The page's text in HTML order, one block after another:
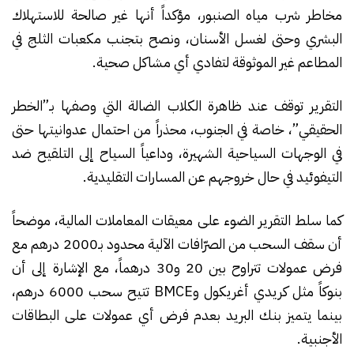
مخاطر شرب مياه الصنبور، مؤكداً أنها غير صالحة للاستهلاك
البشري وحتى لغسل الأسنان، ونصح بتجنب مكعبات الثلج في
المطاعم غير الموثوقة لتفادي أي مشاكل صحية.
التقرير توقف عند ظاهرة الكلاب الضالة التي وصفها بـ”الخطر
الحقيقي”، خاصة في الجنوب، محذراً من احتمال عدوانيتها حتى
في الوجهات السياحية الشهيرة، وداعياً السياح إلى التلقيح ضد
التيفوئيد في حال خروجهم عن المسارات التقليدية.
كما سلط التقرير الضوء على معيقات المعاملات المالية، موضحاً
أن سقف السحب من الصرّافات الآلية محدود بـ2000 درهم مع
فرض عمولات تتراوح بين 20 و30 درهماً، مع الإشارة إلى أن
بنوكاً مثل كريدي أغريكول وBMCE تتيح سحب 6000 درهم،
بينما يتميز بنك البريد بعدم فرض أي عمولات على البطاقات
الأجنبية.